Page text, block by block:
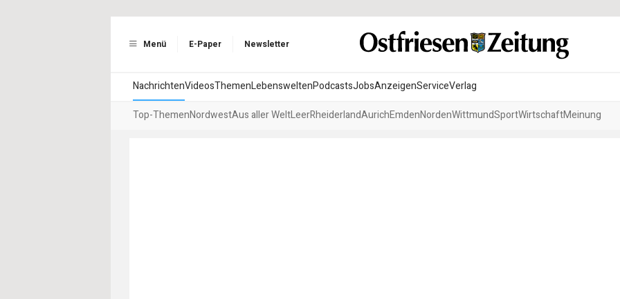
Menü E-Paper Newsletter
NachrichtenVideosThemenLebensweltenPodcastsJobsAnzeigenServiceVerlag
Top-ThemenNordwestAus aller WeltLeerRheiderlandAurichEmdenNordenWittmundSportWirtschaftMeinung